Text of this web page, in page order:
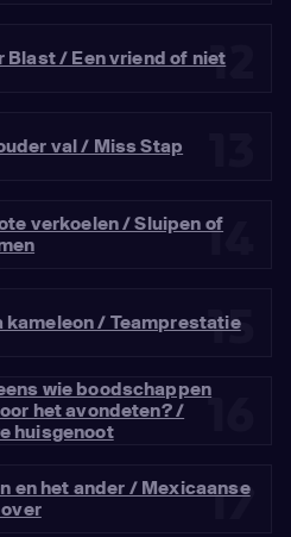
12
Blast / Een vriend of niet
val / Miss Stap
14
verkoelen / Sluipen of
15
kameleon / Teamprestatie
16
wie boodschappen
het avondeten? /
huisgenoot
17
en het ander / Mexicaanse